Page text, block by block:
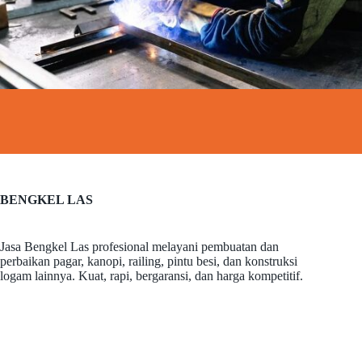
BENGKEL LAS
Jasa Bengkel Las profesional melayani pembuatan dan
perbaikan pagar, kanopi, railing, pintu besi, dan konstruksi
logam lainnya. Kuat, rapi, bergaransi, dan harga kompetitif.